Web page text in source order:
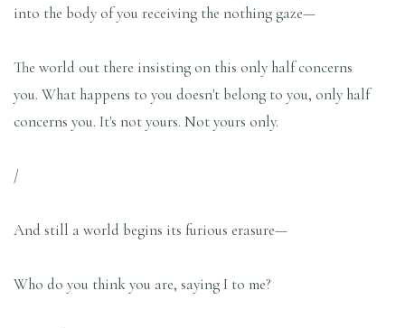
into the body of you receiving the nothing gaze—
The world out there insisting on this only half concerns
you. What happens to you doesn't belong to you, only half
concerns you. It's not yours. Not yours only.
/
And still a world begins its furious erasure—
Who do you think you are, saying I to me?